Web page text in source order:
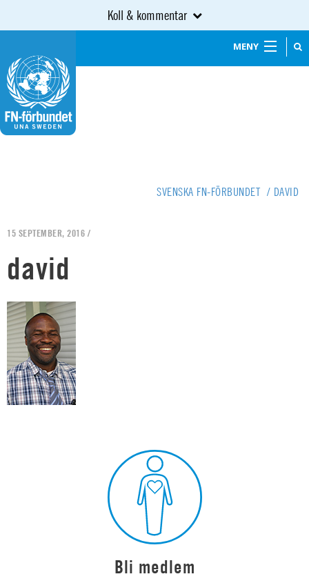
Koll & kommentar
MENY
SVENSKA FN-FÖRBUNDET / DAVID
15 SEPTEMBER, 2016 /
david
Bli medlem